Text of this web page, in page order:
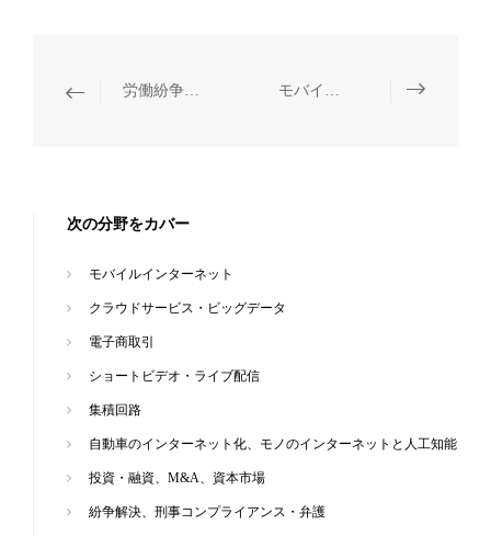
労働紛争仲裁訴訟、人事争議処理及び法律研修 モバイルインターネット
次の分野をカバー
モバイルインターネット
クラウドサービス・ビッグデータ
電子商取引
ショートビデオ・ライブ配信
集積回路
自動車のインターネット化、モノのインターネットと人工知能
投資・融資、M&A、資本市場
紛争解決、刑事コンプライアンス・弁護